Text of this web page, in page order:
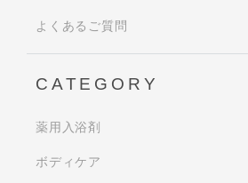
よくあるご質問
CATEGORY
薬用入浴剤
ボディケア